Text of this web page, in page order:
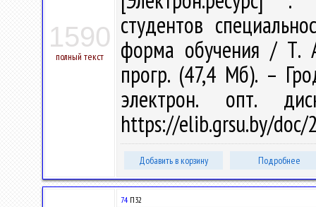
1590
полный текст
студентов
форма обучения / Т.
прогр. (47,4 Мб). –
электрон. опт.
https://elib.grsu.by/doc/
Добавить в корзину Подробнее
74 П32